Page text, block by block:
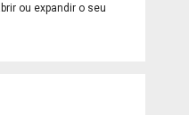
ou expandir o seu